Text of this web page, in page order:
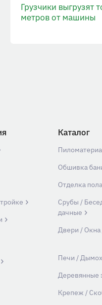
Грузчики выгрузят
метров от машины
Каталог
Обшивка
Отделка
Срубы /
дачные
Двери /
Печи /
Деревянные
Крепеж /